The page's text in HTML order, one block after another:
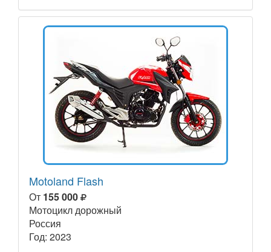
Motoland Flash
От 155 000
Мотоцикл дорожный
Россия
Год: 2023